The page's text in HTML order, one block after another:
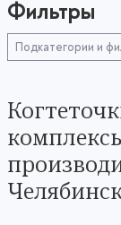
Фильтры
Подкатегории и